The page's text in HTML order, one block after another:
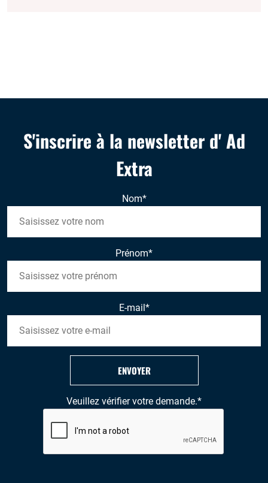
S'inscrire à la newsletter d' Ad
Extra
Nom*
Prénom*
E-mail*
Veuillez vérifier votre demande.*
ENVOYER